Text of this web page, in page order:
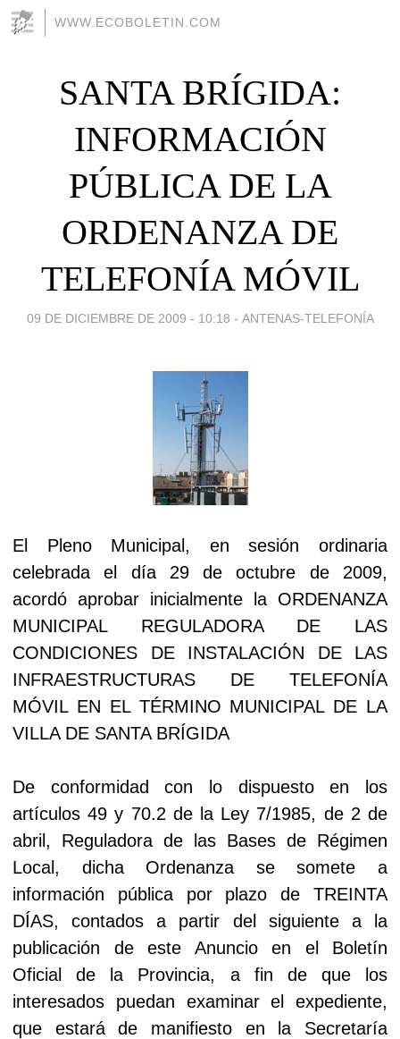
WWW.ECOBOLETIN.COM
SANTA BRÍGIDA:
INFORMACIÓN
PÚBLICA DE LA
ORDENANZA DE
TELEFONÍA MÓVIL
09 DE DICIEMBRE DE 2009 - 10:18 - ANTENAS-TELEFONÍA
El Pleno Municipal, en sesión ordinaria
celebrada el día 29 de octubre de 2009,
acordó aprobar inicialmente la ORDENANZA
MUNICIPAL REGULADORA DE LAS
CONDICIONES DE INSTALACIÓN DE LAS
INFRAESTRUCTURAS DE TELEFONÍA
MÓVIL EN EL TÉRMINO MUNICIPAL DE LA
VILLA DE SANTA BRÍGIDA
De conformidad con lo dispuesto en los
artículos 49 y 70.2 de la Ley 7/1985, de 2 de
abril, Reguladora de las Bases de Régimen
Local, dicha Ordenanza se somete a
información pública por plazo de TREINTA
DÍAS, contados a partir del siguiente a la
publicación de este Anuncio en el Boletín
Oficial de la Provincia, a fin de que los
interesados puedan examinar el expediente,
que estará de manifiesto en la Secretaría